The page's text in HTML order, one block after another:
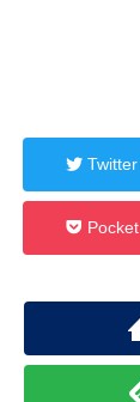
Twitter
Pocket